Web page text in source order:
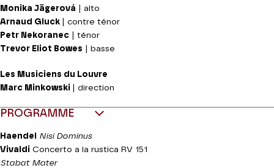
Monika Jägerová | alto
Arnaud Gluck
| contre ténor
Petr Nekoranec | ténor
Trevor Eliot Bowes | basse
Les Musiciens du Louvre
Marc Minkowski
| direction
PROGRAMME
Haendel
Nisi Dominus
Vivaldi Concerto a la rustica RV 151
Stabat Mater